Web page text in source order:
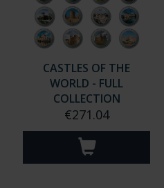
CASTLES OF THE
WORLD - FULL
COLLECTION
€271.04